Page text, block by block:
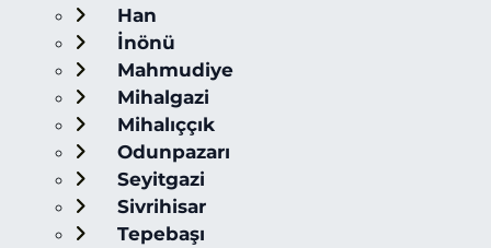
Han
İnönü
Mahmudiye
Mihalgazi
Mihalıççık
Odunpazarı
Seyitgazi
Sivrihisar
Tepebaşı